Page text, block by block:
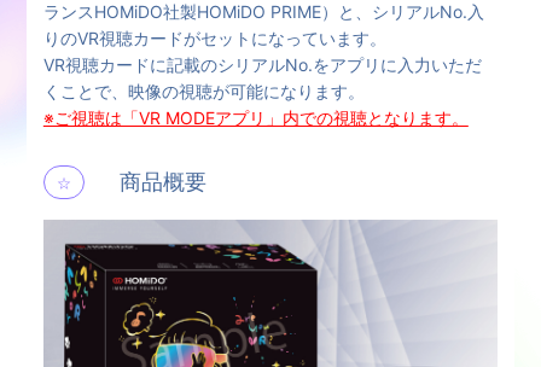
ランスHOMiDO社製HOMiDO PRIME）と、シリアルNo.入
りのVR視聴カードがセットになっています。
VR視聴カードに記載のシリアルNo.をアプリに入力いただ
くことで、映像の視聴が可能になります。
※ご視聴は「VR MODEアプリ」内での視聴となります。
☆ 商品概要